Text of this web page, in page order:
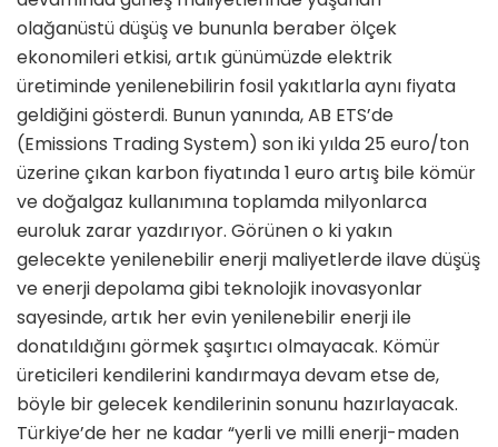
olağanüstü düşüş ve bununla beraber ölçek
ekonomileri etkisi, artık günümüzde elektrik
üretiminde yenilenebilirin fosil yakıtlarla aynı fiyata
geldiğini gösterdi. Bunun yanında, AB ETS’de
(Emissions Trading System) son iki yılda 25 euro/ton
üzerine çıkan karbon fiyatında 1 euro artış bile kömür
ve doğalgaz kullanımına toplamda milyonlarca
euroluk zarar yazdırıyor. Görünen o ki yakın
gelecekte yenilenebilir enerji maliyetlerde ilave düşüş
ve enerji depolama gibi teknolojik inovasyonlar
sayesinde, artık her evin yenilenebilir enerji ile
donatıldığını görmek şaşırtıcı olmayacak. Kömür
üreticileri kendilerini kandırmaya devam etse de,
böyle bir gelecek kendilerinin sonunu hazırlayacak.
Türkiye’de her ne kadar “yerli ve milli enerji-maden